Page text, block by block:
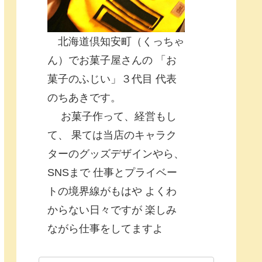
北海道倶知安町（くっちゃ
ん）でお菓子屋さんの 「お
菓子のふじい」３代目 代表
のちあきです。
お菓子作って、経営もし
て、 果ては当店のキャラク
ターのグッズデザインやら、
SNSまで 仕事とプライベー
トの境界線がもはや よくわ
からない日々ですが 楽しみ
ながら仕事をしてますよ